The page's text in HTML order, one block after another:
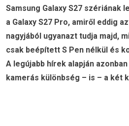
Samsung Galaxy S27 szériának
a Galaxy S27 Pro, amiről eddig
nagyjából ugyanazt tudja majd,
csak beépített S Pen nélkül és
A legújabb hírek alapján
kamerás különbség – is – a két